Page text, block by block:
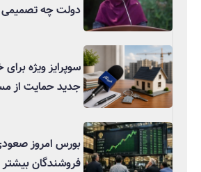
دولت چه
سوپرایز ویژه
جدید حمایت از
بورس امروز
فروشندگان بیشتر